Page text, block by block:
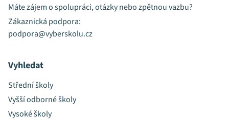
Máte zájem o spolupráci, otázky nebo zpětnou vazbu?
Zákaznická podpora:
podpora@vyberskolu.cz
Vyhledat
Střední školy
Vyšší odborné školy
Vysoké školy